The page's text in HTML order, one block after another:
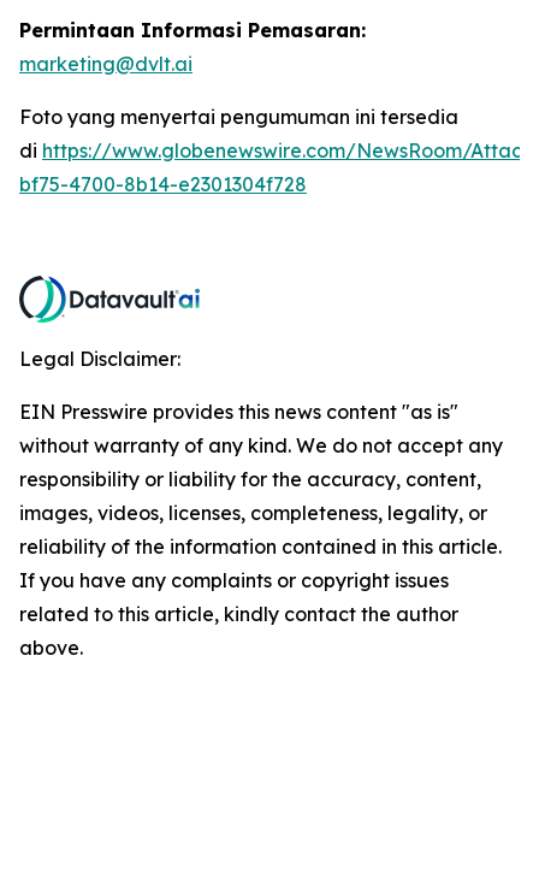
Permintaan Informasi Pemasaran:
marketing@dvlt.ai
Foto yang menyertai pengumuman ini tersedia
di https://www.globenewswire.com/NewsRoom/
bf75-4700-8b14-e2301304f728
Legal Disclaimer:
EIN Presswire provides this news content "as is"
without warranty of any kind. We do not accept any
responsibility or liability for the accuracy, content,
images, videos, licenses, completeness, legality, or
reliability of the information contained in this article.
If you have any complaints or copyright issues
related to this article, kindly contact the author
above.